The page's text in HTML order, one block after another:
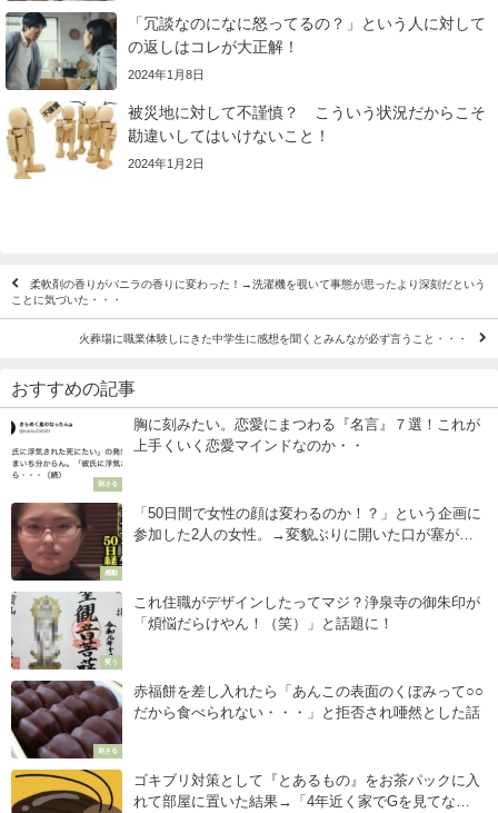
「冗談なのになに怒ってるの？」という人に対して
の返しはコレが大正解！
2024年1月8日
被災地に対して不謹慎？ こういう状況だからこそ
勘違いしてはいけないこと！
2024年1月2日
柔軟剤の香りがバニラの香りに変わった！→洗濯機を覗いて事態が思ったより深刻だという
ことに気づいた・・・
火葬場に職業体験しにきた中学生に感想を聞くとみんなが必ず言うこと・・・
おすすめの記事
刺さる
胸に刻みたい。恋愛にまつわる『名言』７選！これが
上手くいく恋愛マインドなのか・・
感動
「50日間で女性の顔は変わるのか！？」という企画に
参加した2人の女性。→変貌ぶりに開いた口が塞がら
笑う
これ住職がデザインしたってマジ？浄泉寺の御朱印が
「煩悩だらけやん！（笑）」と話題に！
刺さる
赤福餅を差し入れたら「あんこの表面のくぼみって○○
だから食べられない・・・」と拒否され唖然とした話
ゴキブリ対策として『とあるもの』をお茶パックに入
れて部屋に置いた結果→「4年近く家でGを見てな